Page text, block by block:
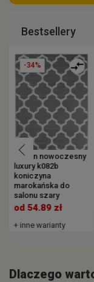
Bestsellery
-34%
Dywan nowoczesny
luxury k082b
koniczyna
marokańska do
salonu szary
od 54.89 zł
+ inne warianty
Dlaczego